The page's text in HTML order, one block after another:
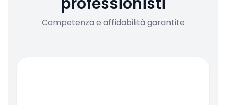
Competenza e affidabilità garantite